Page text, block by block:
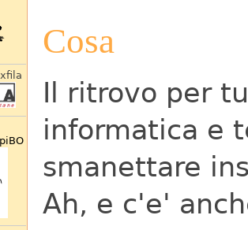
Cosa
Il ritrovo per
informatica e
smanettare
Ah, e c'e'